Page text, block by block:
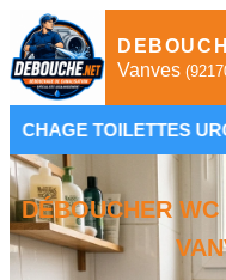
Vanves
URGENCE
DÉBOUCHER